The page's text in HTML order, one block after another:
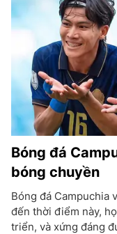
Bóng đá
bóng chuyền
Bóng đá Campuchia
đến thời điểm này,
triển, và xứng đáng